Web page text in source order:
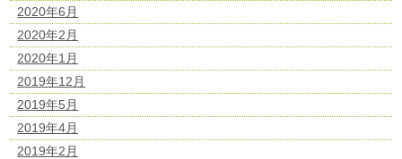
2020年6月
2020年2月
2020年1月
2019年12月
2019年5月
2019年4月
2019年2月